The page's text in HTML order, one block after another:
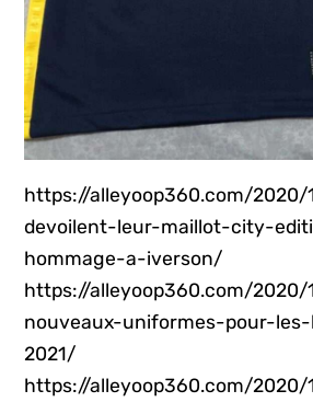
https://alleyoop360.com/2020/
devoilent-leur-maillot-city-
hommage-a-iverson/
https://alleyoop360.com/2020/
nouveaux-uniformes-pour-
2021/
https://alleyoop360.com/